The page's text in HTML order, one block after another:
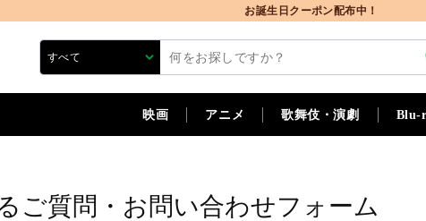
お誕生日クーポン配布中！
映画 アニメ 歌舞伎・演劇 Blu-
ご質問・お問い合わせフォーム